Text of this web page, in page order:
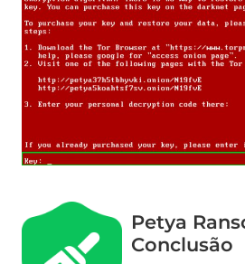
Petya
Conclusão
Baixar
Remoção de